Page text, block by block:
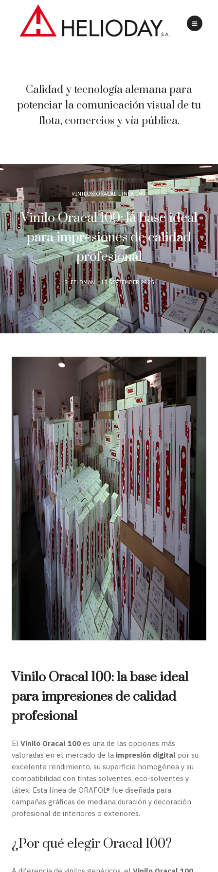
Calidad y tecnología alemana para
potenciar la comunicación visual de tu
flota, comercios y vía pública.
VINILOS ORACAL LÍNEA 100
Vinilo Oracal 100: la base ideal
para impresiones de calidad
profesional
S. FELDMAN 18 SEPTEMBER 2025
Vinilo Oracal 100: la base ideal
para impresiones de calidad
profesional
El Vinilo Oracal 100 es una de las opciones más
valoradas en el mercado de la impresión digital por su
excelente rendimiento, su superficie homogénea y su
compatibilidad con tintas solventes, eco-solventes y
látex. Esta línea de ORAFOL® fue diseñada para
campañas gráficas de mediana duración y decoración
profesional de interiores o exteriores.
¿Por qué elegir Oracal 100?